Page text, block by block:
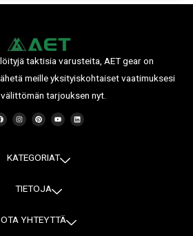
taktisia varusteita, AET gear on
meille yksityiskohtaiset vaatimuksesi
tarjouksen nyt.
I
n
s
r
a
P
i
n
e
s
Y
o
u
e
L
i
n
KATEGORIAT
TIETOJA
OTA YHTEYTTÄ